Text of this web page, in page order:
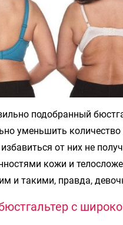
подобранный
уменьшить количество
от них не
кожи и
и такими, правда,
с